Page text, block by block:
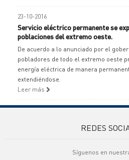
23-10-2016
Servicio eléctrico permanente se
poblaciones del extremo oeste.
De acuerdo a lo anunciado por el
pobladores de todo el extremo oeste
energía eléctrica de manera
extendiéndose.
Leer más
REDES
Síguenos en